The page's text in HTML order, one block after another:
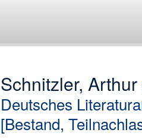
Schnitzler,
Deutsches
[Bestand,